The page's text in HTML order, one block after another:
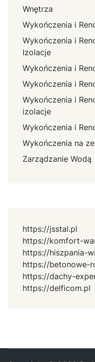
Wnętrza
Wykończenia i
Wykończenia i
Izolacje
Wykończenia i
Wykończenia i
Wykończenia i
izolacje
Wykończenia i
Wykończenia na
Zarządzanie Wodą
https://jsstal.pl
https://komfort-
https://hiszpania-
https://betonowe-
https://dachy-
https://delficom.pl